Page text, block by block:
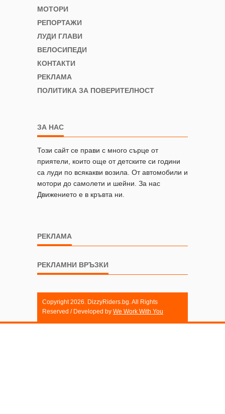
МОТОРИ
РЕПОРТАЖИ
ЛУДИ ГЛАВИ
ВЕЛОСИПЕДИ
КОНТАКТИ
РЕКЛАМА
ПОЛИТИКА ЗА ПОВЕРИТЕЛНОСТ
ЗА НАС
Този сайт се прави с много сърце от
приятели, които още от детските си години
са луди по всякакви возила. От автомобили и
мотори до самолети и шейни. За нас
Движението е в кръвта ни.
РЕКЛАМА
РЕКЛАМНИ ВРЪЗКИ
Copyright 2026. DizzyRiders.bg. All Rights
Reserved / Developed by We Work With You